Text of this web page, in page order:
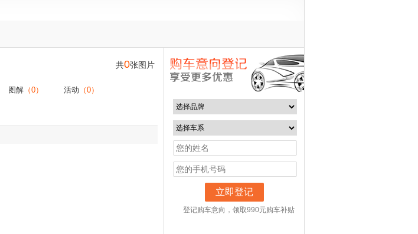
共0张图片
图解 （0） 活动 （0）
立即登记
登记购车意向，领取990元购车补贴